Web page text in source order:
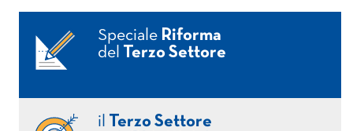
Speciale Riforma
del
Terzo Settore
il
Terzo Settore